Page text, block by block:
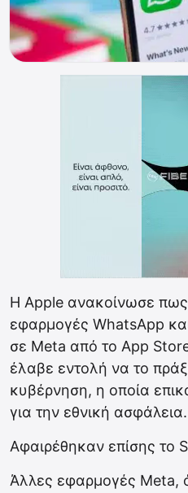
Η Apple ανακοίνωσε πως
εφαρμογές WhatsApp
σε Meta από το App
έλαβε εντολή να το
κυβέρνηση, η οποία
για την εθνική ασφάλεια.
Αφαιρέθηκαν επίσης το
Άλλες εφαρμογές Meta,